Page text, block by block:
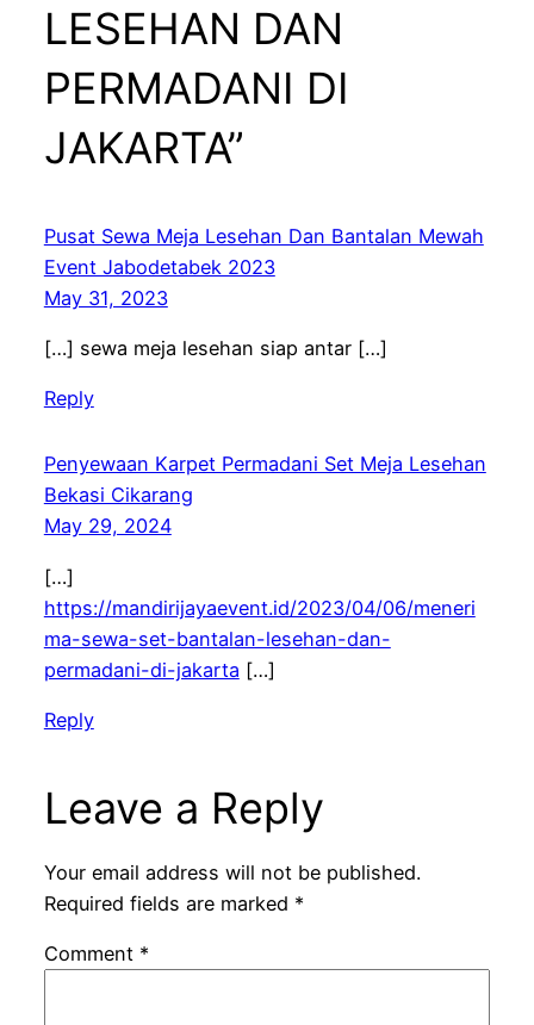
LESEHAN DAN
PERMADANI DI
JAKARTA”
Pusat Sewa Meja Lesehan Dan Bantalan Mewah
Event Jabodetabek 2023
May 31, 2023
[…] sewa meja lesehan siap antar […]
Reply
Penyewaan Karpet Permadani Set Meja Lesehan
Bekasi Cikarang
May 29, 2024
[…]
https://mandirijayaevent.id/2023/04/06/meneri
ma-sewa-set-bantalan-lesehan-dan-
permadani-di-jakarta […]
Reply
Leave a Reply
Your email address will not be published.
Required fields are marked *
Comment *